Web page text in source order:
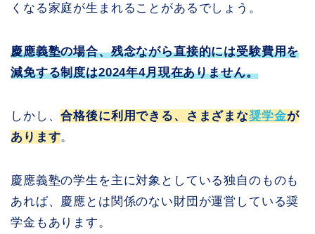
くなる家庭が生まれることがあるでしょう。
慶應義塾の場合、残念ながら直接的には受験費用を
減免する制度は2024年4月現在ありません。
しかし、合格後に利用できる、さまざまな奨学金が
あります。
慶應義塾の学生を主に対象としている独自のものも
あれば、慶應とは関係のない財団が運営している奨
学金もあります。